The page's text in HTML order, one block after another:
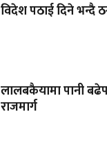
विदेश पठाई दिने भन्दै
लालबकैयामा पानी
राजमार्ग